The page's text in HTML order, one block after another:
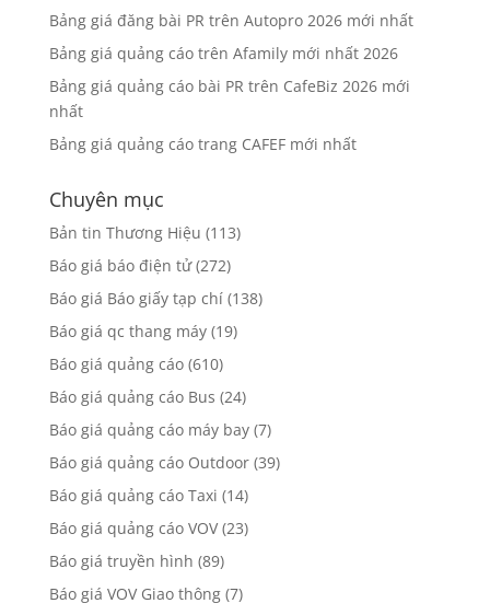
Bảng giá đăng bài PR trên Autopro 2026 mới nhất
Bảng giá quảng cáo trên Afamily mới nhất 2026
Bảng giá quảng cáo bài PR trên CafeBiz 2026 mới
nhất
Bảng giá quảng cáo trang CAFEF mới nhất
Chuyên mục
Bản tin Thương Hiệu (113)
Báo giá báo điện tử(272)
Báo giá Báo giấy tạp chí(138)
Báo giá qc thang máy(19)
Báo giá quảng cáo(610)
Báo giá quảng cáo Bus (24)
Báo giá quảng cáo máy bay(7)
Báo giá quảng cáo Outdoor(39)
Báo giá quảng cáo Taxi (14)
Báo giá quảng cáo VOV(23)
Báo giá truyền hình (89)
Báo giá VOV Giao thông(7)